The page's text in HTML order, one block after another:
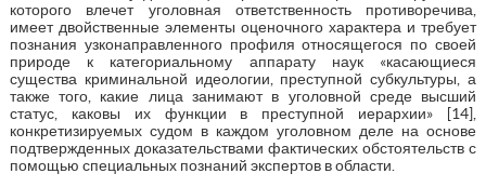
которого влечет уголовная ответственность противоречива,
имеет двойственные элементы оценочного характера и требует
познания узконаправленного профиля относящегося по своей
природе к категориальному аппарату наук «касающиеся
существа криминальной идеологии, преступной субкультуры, а
также того, какие лица занимают в уголовной среде высший
статус, каковы их функции в преступной иерархии» [14],
конкретизируемых судом в каждом уголовном деле на основе
подтвержденных доказательствами фактических обстоятельств с
помощью специальных познаний экспертов в области.